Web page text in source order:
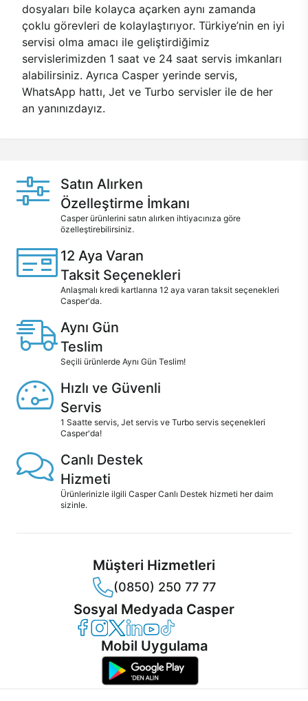
dosyaları bile kolayca açarken aynı zamanda
çoklu görevleri de kolaylaştırıyor. Türkiye’nin en iyi
servisi olma amacı ile geliştirdiğimiz
servislerimizden 1 saat ve 24 saat servis imkanları
alabilirsiniz. Ayrıca Casper yerinde servis,
WhatsApp hattı, Jet ve Turbo servisler ile de her
an yanınızdayız.
Satın Alırken
Özelleştirme İmkanı
Casper ürünlerini satın alırken ihtiyacınıza göre
özelleştirebilirsiniz.
12 Aya Varan
Taksit Seçenekleri
Anlaşmalı kredi kartlarına 12 aya varan taksit seçenekleri
Casper'da.
Aynı Gün
Teslim
Seçili ürünlerde Aynı Gün Teslim!
Hızlı ve Güvenli
Servis
1 Saatte servis, Jet servis ve Turbo servis seçenekleri
Casper'da!
Canlı Destek
Hizmeti
Ürünlerinizle ilgili Casper Canlı Destek hizmeti her daim
sizinle.
Müşteri Hizmetleri
(0850) 250 77 77
Sosyal Medyada Casper
Casper Facebook
Casper Instagram
Casper Twitter
Casper LinkedIn
Casper YouTube
Casper TikTok
Mobil Uygulama